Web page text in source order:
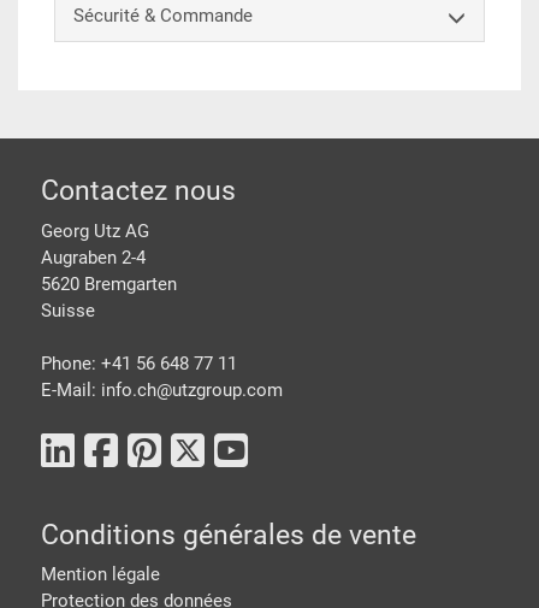
Sécurité & Commande
pied de page
Contactez nous
Georg Utz AG
Augraben 2-4
5620 Bremgarten
Suisse
Phone: +41 56 648 77 11
E-Mail: info.ch@utzgroup.com
Conditions générales de vente
Mention légale
Protection des données